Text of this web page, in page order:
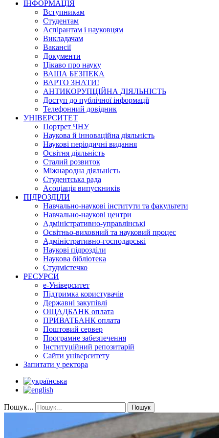
ІНФОРМАЦІЯ
Вступникам
Студентам
Аспірантам і науковцям
Викладачам
Вакансії
Документи
Цікаво про науку
ВАША БЕЗПЕКА
ВАРТО ЗНАТИ!
АНТИКОРУПЦІЙНА ДІЯЛЬНІСТЬ
Доступ до публічної інформації
Телефонний довідник
УНІВЕРСИТЕТ
Портрет ЧНУ
Наукова й інноваційна діяльність
Наукові періодичні видання
Освітня діяльність
Сталий розвиток
Міжнародна діяльність
Студентська рада
Асоціація випускників
ПІДРОЗДІЛИ
Навчально-наукові інститути та факультети
Навчально-наукові центри
Адміністративно-управлінські
Освітньо-виховний та науковий процес
Адміністративно-господарські
Наукові підрозділи
Наукова бібліотека
Студмістечко
РЕСУРСИ
е-Університет
Підтримка користувачів
Державні закупівлі
ОЩАДБАНК оплата
ПРИВАТБАНК оплата
Поштовий сервер
Програмне забезпечення
Інституційний репозитарій
Сайти університету
Запитати у ректора
Пошук... Пошук